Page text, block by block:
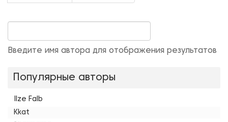
Введите имя автора для отображения результатов
Популярные авторы
Ilze Falb
Kkat